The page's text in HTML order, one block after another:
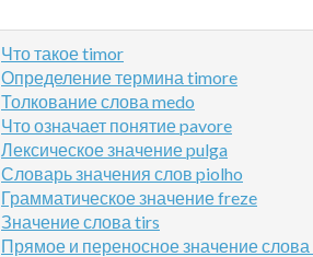
Что такое timor
Определение термина timore
Толкование слова medo
Что означает понятие pavore
Лексическое значение pulga
Словарь значения слов piolho
Грамматическое значение freze
Значение слова tirs
Прямое и переносное значение слова